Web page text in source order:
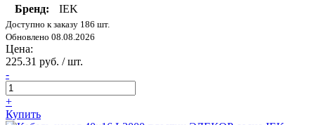
Бренд:
IEK
Доступно к заказу 186 шт.
Обновлено 08.08.2026
Цена:
225.31 руб. / шт.
-
+
Купить